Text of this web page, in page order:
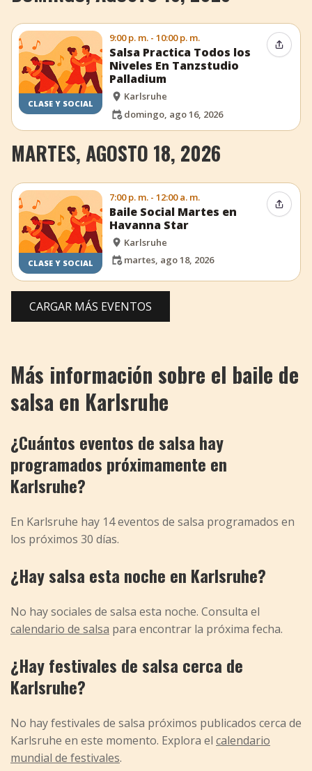
CLASE Y SOCIAL
9:00 p. m. - 10:00 p. m.
Salsa Practica Todos los
Niveles En Tanzstudio
Palladium
Karlsruhe
domingo, ago 16, 2026
MARTES, AGOSTO 18, 2026
CLASE Y SOCIAL
7:00 p. m. - 12:00 a. m.
Baile Social Martes en
Havanna Star
Karlsruhe
martes, ago 18, 2026
CARGAR MÁS EVENTOS
Más información sobre el baile de
salsa en Karlsruhe
¿Cuántos eventos de salsa hay
programados próximamente en
Karlsruhe?
En Karlsruhe hay 14 eventos de salsa programados en
los próximos 30 días.
¿Hay salsa esta noche en Karlsruhe?
No hay sociales de salsa esta noche. Consulta el
calendario de salsa para encontrar la próxima fecha.
¿Hay festivales de salsa cerca de
Karlsruhe?
No hay festivales de salsa próximos publicados cerca de
Karlsruhe en este momento. Explora el calendario
mundial de festivales.